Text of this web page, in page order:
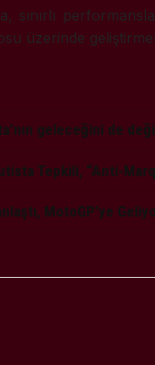
performansla
üzerinde
geleceğini de
Tepkili, “Anti-
MotoGP’ye